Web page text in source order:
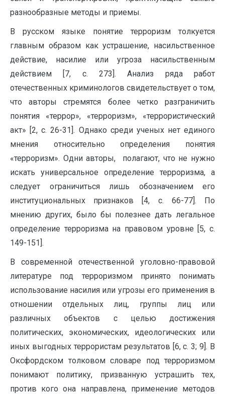
разнообразные методы и приемы.
В русском языке понятие терроризм толкуется
главным образом как устрашение, насильственное
действие, насилие или угроза насильственным
действием [7, с. 273]. Анализ ряда работ
отечественных криминологов свидетельствует о том,
что авторы стремятся более четко разграничить
понятия «террор», «терроризм», «террористический
акт» [2, с. 26-31]. Однако среди ученых нет единого
мнения относительно определения понятия
«терроризм». Одни авторы, полагают, что не нужно
искать универсальное определение терроризма, а
следует ограничиться лишь обозначением его
институциональных признаков [4, с. 66-77]. По
мнению других, было бы полезнее дать легальное
определение терроризма на правовом уровне [5, с.
149-151].
В современной отечественной уголовно-правовой
литературе под терроризмом принято понимать
использование насилия или угрозы его применения в
отношении отдельных лиц, группы лиц или
различных объектов с целью достижения
политических, экономических, идеологических или
иных выгодных террористам результатов [6, с. 3; 9]. В
Оксфордском толковом словаре под терроризмом
понимают политику, призванную устрашить тех,
против кого она направлена, применение методов